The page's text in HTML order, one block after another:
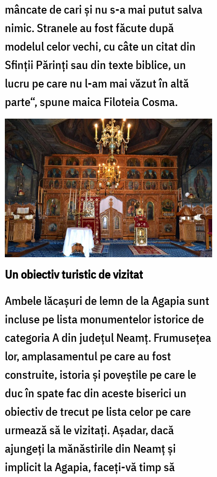
mâncate de cari şi nu s-a mai putut salva
nimic. Stranele au fost făcute după
modelul celor vechi, cu câte un citat din
Sfinţii Părinţi sau din texte biblice, un
lucru pe care nu l-am mai văzut în altă
parte“, spune maica Filoteia Cosma.
Un obiectiv turistic de vizitat
Ambele lăcaşuri de lemn de la Agapia sunt
incluse pe lista monumentelor istorice de
categoria A din judeţul Neamţ. Frumuseţea
lor, amplasamentul pe care au fost
construite, istoria şi poveştile pe care le
duc în spate fac din aceste biserici un
obiectiv de trecut pe lista celor pe care
urmează să le vizitaţi. Aşadar, dacă
ajungeţi la mănăstirile din Neamţ şi
implicit la Agapia, faceţi-vă timp să